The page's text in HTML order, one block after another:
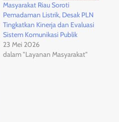
Masyarakat Riau Soroti
Pemadaman Listrik, Desak PLN
Tingkatkan Kinerja dan Evaluasi
Sistem Komunikasi Publik
23 Mei 2026
dalam "Layanan Masyarakat"